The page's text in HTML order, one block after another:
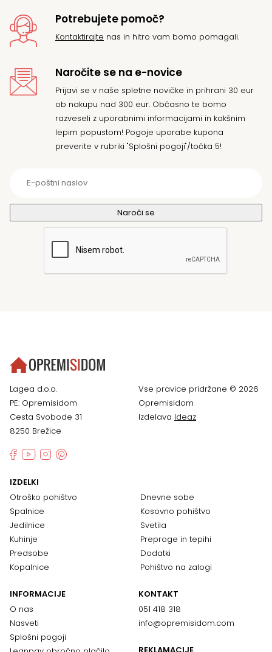
Potrebujete pomoč?
Kontaktirajte nas in hitro vam bomo pomagali.
Naročite se na e-novice
Prijavi se v naše spletne novičke in prihrani 30 eur
ob nakupu nad 300 eur. Občasno te bomo
razveseli z uporabnimi informacijami in kakšnim
lepim popustom! Pogoje uporabe kupona
preverite v rubriki "Splošni pogoji"/točka 5!
Lagea d.o.o.
PE: Opremisidom
Cesta Svobode 31
8250 Brežice
Vse pravice pridržane © 2026
Opremisidom
Izdelava Ideaz
IZDELKI
Otroško pohištvo
Spalnice
Jedilnice
Kuhinje
Predsobe
Kopalnice
Dnevne sobe
Kosovno pohištvo
Svetila
Preproge in tepihi
Dodatki
Pohištvo na zalogi
INFORMACIJE
O nas
Nasveti
Splošni pogoji
KONTAKT
051 418 318
info@opremisidom.com